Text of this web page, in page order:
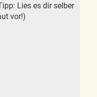
Lies es dir selber
vor!)